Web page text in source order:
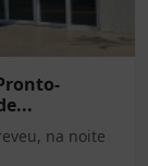
na noite